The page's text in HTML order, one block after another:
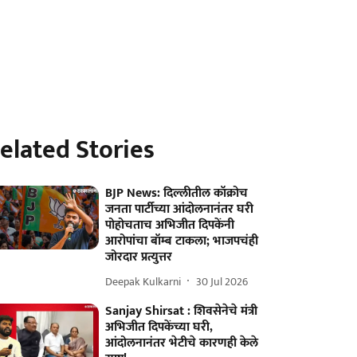
Stories
BJP News: दिल्लीतील कॉक्रोच
जनता पार्टीच्या आंदोलनानंतर घरी
पोहोचताच अभिजीत दिपकेंनी
आरोपांचा बॉम्ब टाकला; भाजपचंही
जोरदार प्रत्युत्तर
Deepak Kulkarni 30 Jul 2026
Sanjay Shirsat : शिवसेनेचे मंत्री
अभिजीत दिपकेंच्या घरी,
आंदोलनानंतर भेटीचे कारणही केले